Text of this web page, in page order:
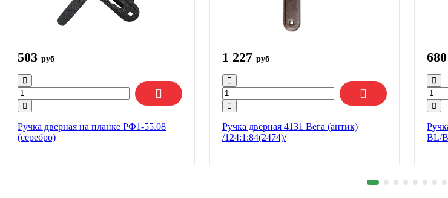
503 руб
Ручка дверная на планке РФ1-55.08
(серебро)
1 227 руб
Ручка дверная 4131 Вега (антик)
/124:1:84(2474)/
680
BL/